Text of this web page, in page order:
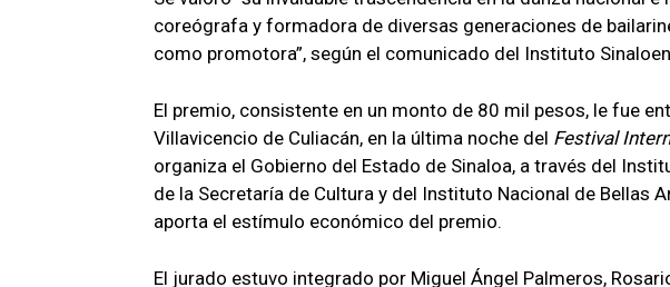
p
p
o
k
m
tir
coreógrafa y formadora de diversas generaciones de
como promotora”, según el comunicado del Instituto
El premio, consistente en un monto de 80 mil pesos, le fue
Villavicencio de Culiacán, en la última noche del Festival
organiza el Gobierno del Estado de Sinaloa, a través del
de la Secretaría de Cultura y del Instituto Nacional de Bellas
aporta el estímulo económico del premio.
El jurado estuvo integrado por Miguel Ángel Palmeros,